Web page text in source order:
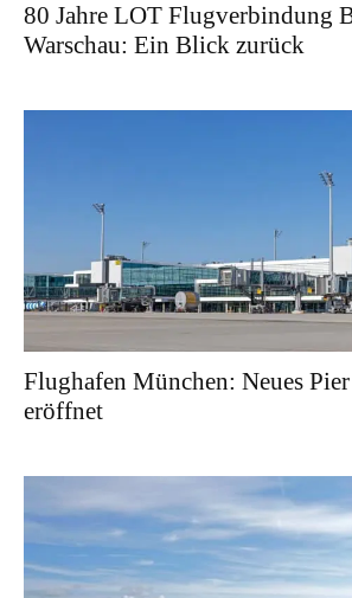
80 Jahre LOT Flugverbindung
Warschau: Ein Blick zurück
Flughafen München: Neues
eröffnet